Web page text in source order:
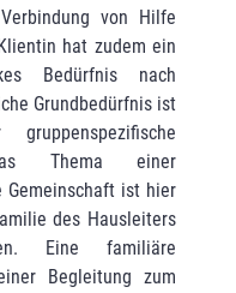
von Hilfe
hat zudem ein
Bedürfnis nach
Grundbedürfnis ist
Thema einer
Gemeinschaft ist hier
des Hausleiters
Eine familiäre
Begleitung zum